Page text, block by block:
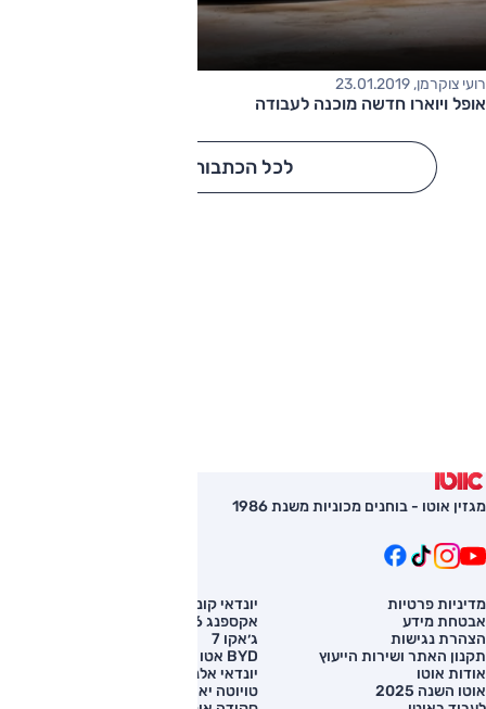
רועי צוקרמן, 23.01.2019
אופל ויוארו חדשה מוכנה לעבודה
לכל הכתבות
מגזין אוטו - בוחנים מכוניות משנת 1986
מדיניות פרטיות
אבטחת מידע
הצהרת נגישות
תקנון האתר ושירות הייעוץ
אודות אוטו
אוטו השנה 2025
יונדאי קונה
אקספנג G6
ג׳אקו 7
BYD אטו 3
יונדאי אלנטרה
טויוטה יאריס קרוס